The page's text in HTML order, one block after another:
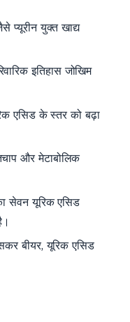
प्यूरीन युक्त खाद्य
इतिहास जोखिम
एसिड के स्तर को बढ़ा
और मेटाबोलिक
सेवन यूरिक एसिड
बीयर, यूरिक एसिड